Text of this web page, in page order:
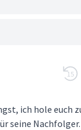
15
ich hole euch
seine Nachfolger.